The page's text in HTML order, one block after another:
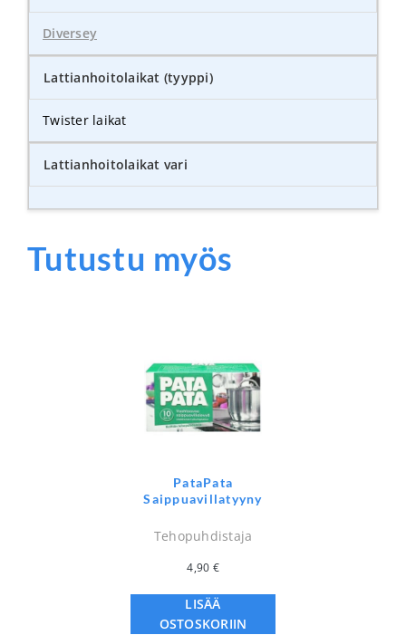
Diversey
Lattianhoitolaikat (tyyppi)
Twister laikat
Lattianhoitolaikat vari
Tutustu myös
PataPata
Saippuavillatyyny
Tehopuhdistaja
4,90 €
LISÄÄ
OSTOSKORIIN